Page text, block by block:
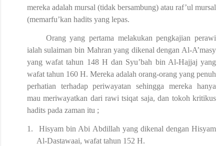
mereka adalah mursal (tidak bersambung) atau raf’ul mursal
(memarfu’kan hadits yang lepas.
Orang yang pertama melakukan pengkajian perawi
ialah sulaiman bin Mahran yang dikenal dengan Al-A’masy
yang wafat tahun 148 H dan Syu’bah bin Al-Hajjaj yang
wafat tahun 160 H. Mereka adalah orang-orang yang penuh
perhatian terhadap periwayatan sehingga mereka hanya
mau meriwayatkan dari rawi tsiqat saja, dan tokoh kritikus
hadits pada zaman itu ;
1.
Hisyam bin Abi Abdillah yang dikenal dengan Hisyam
Al-Dastawaai, wafat tahun 152 H.